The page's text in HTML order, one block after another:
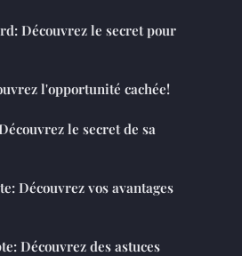
Découvrez le secret pour
l'opportunité cachée!
le secret de sa
Découvrez vos avantages
Découvrez des astuces